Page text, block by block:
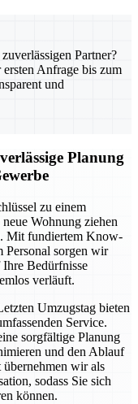
Partner?
Anfrage bis zum
und
Planung
zu einem
Wohnung ziehen
Mit fundiertem Know-
Personal sorgen wir
Ihre Bedürfnisse
verläuft.
Umzugstag bieten
Service.
sorgfältige Planung
und den Ablauf
wir als
sodass Sie sich
können.